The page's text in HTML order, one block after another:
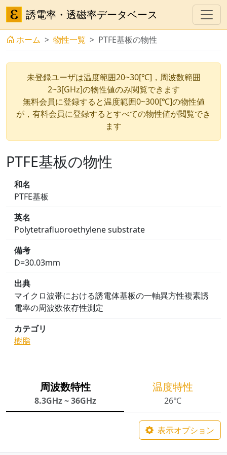
誘電率・透磁率データベース
ホーム 物性一覧 PTFE基板の物性
未登録ユーザは温度範囲20~30[℃]，周波数範囲
2~3[GHz]の物性値のみ閲覧できます
無料会員に登録すると温度範囲0~300[℃]の物性値
が，有料会員に登録するとすべての物性値が閲覧でき
ます
PTFE基板の物性
和名
PTFE基板
英名
Polytetrafluoroethylene substrate
備考
D=30.03mm
出典
マイクロ波帯における誘電体基板の一軸異方性複素誘
電率の周波数依存性測定
カテゴリ
樹脂
周波数特性
8.3GHz ~ 36GHz
温度特性
26℃
表示オプション